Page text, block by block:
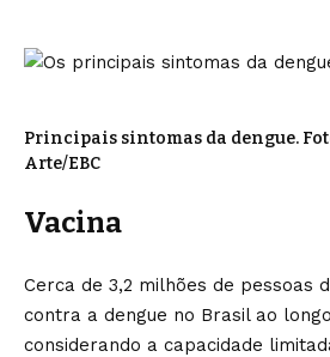
Principais sintomas da dengue.
Arte/EBC
Vacina
Cerca de 3,2 milhões de pessoas
contra a dengue no Brasil ao
considerando a capacidade